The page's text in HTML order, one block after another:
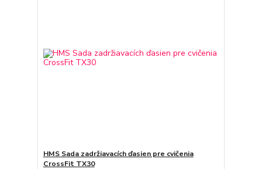
HMS Sada zadržiavacích ďasien pre cvičenia
CrossFit TX30